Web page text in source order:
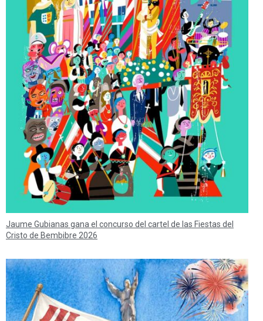
Jaume Gubianas gana el concurso del cartel de las Fiestas del
Cristo de Bembibre 2026